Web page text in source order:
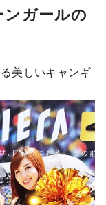
ガールの
美しいキャンギ